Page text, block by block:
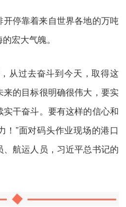
停靠着来自世界各地的万吨
宏大气魄。
从过去奋斗到今天，取得这
的目标很明确很伟大，要实
干奋斗。要有这样的信心和
！”面对码头作业现场的港口
航运人员，习近平总书记的